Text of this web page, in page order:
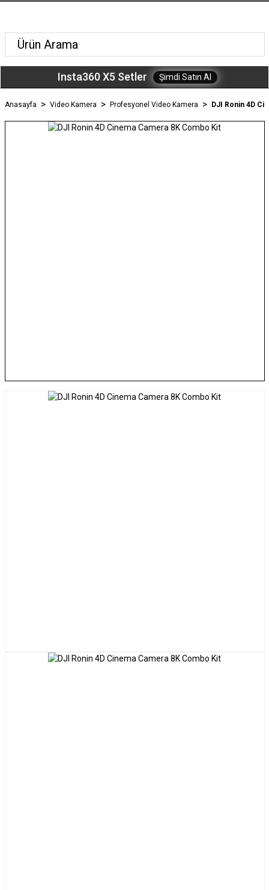
Insta360 X5 Setler Şimdi Satın Al
Anasayfa Video Kamera Profesyonel Video Kamera DJI Ronin 4D